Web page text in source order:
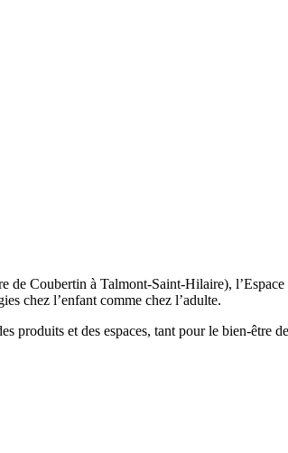
de Coubertin à Talmont-Saint-Hilaire),
chez l’enfant comme chez l’adulte.
et des espaces, tant pour le bien-être